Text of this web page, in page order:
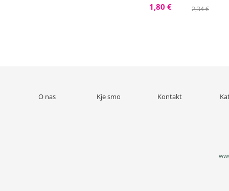
2,34 €
1,80 €
O nas Kje smo Kontakt